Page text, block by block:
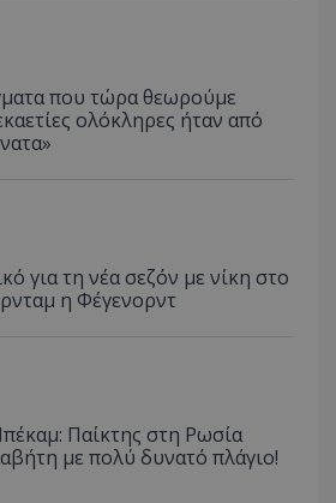
που τώρα θεωρούμε
ολόκληρες ήταν από
για τη νέα σεζόν με νίκη στο
η Φέγενορντ
Παίκτης στη Ρωσία
με πολύ δυνατό πλάγιο!